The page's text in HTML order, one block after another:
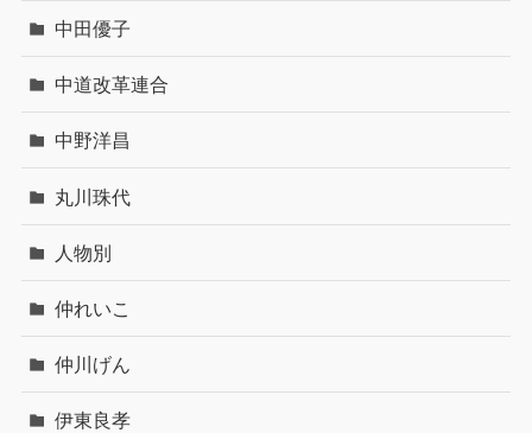
中田優子
中道改革連合
中野洋昌
丸川珠代
人物別
仲れいこ
仲川げん
伊東良孝